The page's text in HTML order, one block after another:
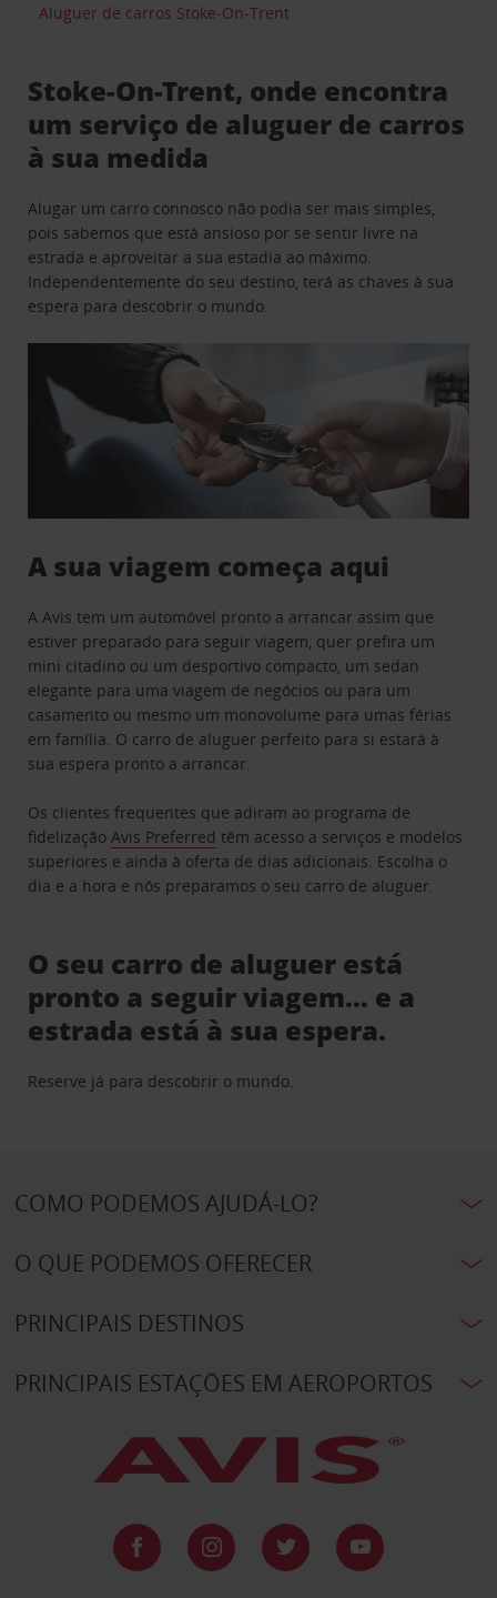
Aluguer de carros Stoke-On-Trent
Stoke-On-Trent, onde encontra
um serviço de aluguer de carros
à sua medida
Alugar um carro connosco não podia ser mais simples,
pois sabemos que está ansioso por se sentir livre na
estrada e aproveitar a sua estadia ao máximo.
Independentemente do seu destino, terá as chaves à sua
espera para descobrir o mundo.
A sua viagem começa aqui
A Avis tem um automóvel pronto a arrancar assim que
estiver preparado para seguir viagem, quer prefira um
mini citadino ou um desportivo compacto, um sedan
elegante para uma viagem de negócios ou para um
casamento ou mesmo um monovolume para umas férias
em família. O carro de aluguer perfeito para si estará à
sua espera pronto a arrancar.
Os clientes frequentes que adiram ao programa de
fidelizaçãoAvis Preferred têm acesso a serviços e modelos
superiores e ainda à oferta de dias adicionais. Escolha o
dia e a hora e nós preparamos o seu carro de aluguer.
O seu carro de aluguer está
pronto a seguir viagem… e a
estrada está à sua espera.
Reserve já para descobrir o mundo.
COMO PODEMOS AJUDÁ-LO?
O QUE PODEMOS OFERECER
PRINCIPAIS DESTINOS
PRINCIPAIS ESTAÇÕES EM AEROPORTOS